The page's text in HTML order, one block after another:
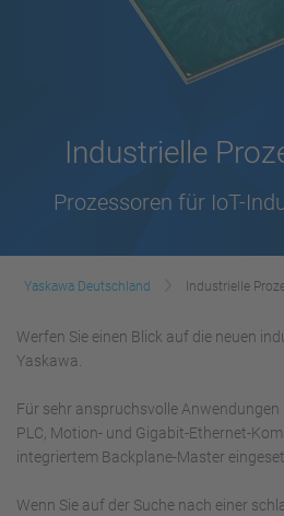
Industrielle
Prozessoren für IoT-
Yaskawa Deutschland Industrielle
Werfen Sie einen Blick auf die neuen
Yaskawa.
Für sehr anspruchsvolle Anwendungen
PLC, Motion- und Gigabit-Ethernet-
integriertem Backplane-Master
Wenn Sie auf der Suche nach einer